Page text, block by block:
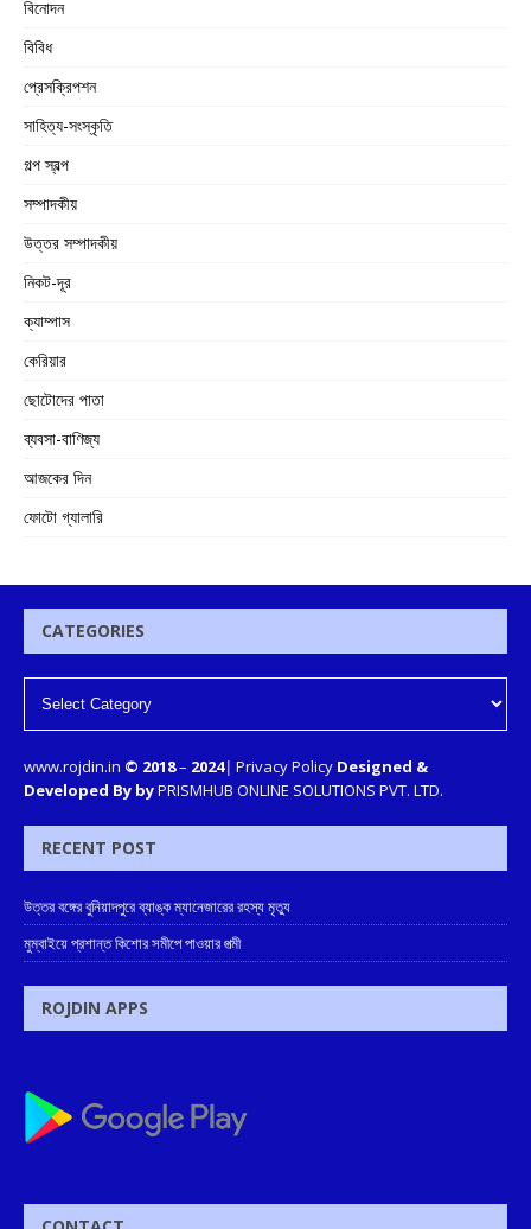
বিনোদন
বিবিধ
প্রেসক্রিপশন
সাহিত্য-সংস্কৃতি
গল্প স্বল্প
সম্পাদকীয়
উত্তর সম্পাদকীয়
নিকট-দূর
ক্যাম্পাস
কেরিয়ার
ছোটোদের পাতা
ব্যবসা-বাণিজ্য
আজকের দিন
ফোটো গ্যালারি
CATEGORIES
www.rojdin.in © 2018– 2024| Privacy Policy Designed &
Developed By byPRISMHUB ONLINE SOLUTIONS PVT. LTD.
RECENT POST
উত্তর বঙ্গের বুনিয়াদপুরে ব্যাঙ্ক ম্যানেজারের রহস্য মৃত্যু
মুম্বাইয়ে প্রশান্ত কিশোর সমীপে পাওয়ার পত্মী
ROJDIN APPS